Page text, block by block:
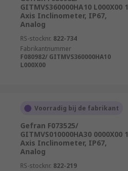
GITMVS360000HA10 L000X00 1
Axis Inclinometer, IP67,
Analog
RS-stocknr. 822-734
Fabrikantnummer
F080982/ GITMVS360000HA10
L000X00
Voorradig bij de fabrikant
Gefran F073525/
GITMVS010000HA30 0000X00 1
Axis Inclinometer, IP67,
Analog
RS-stocknr. 822-219